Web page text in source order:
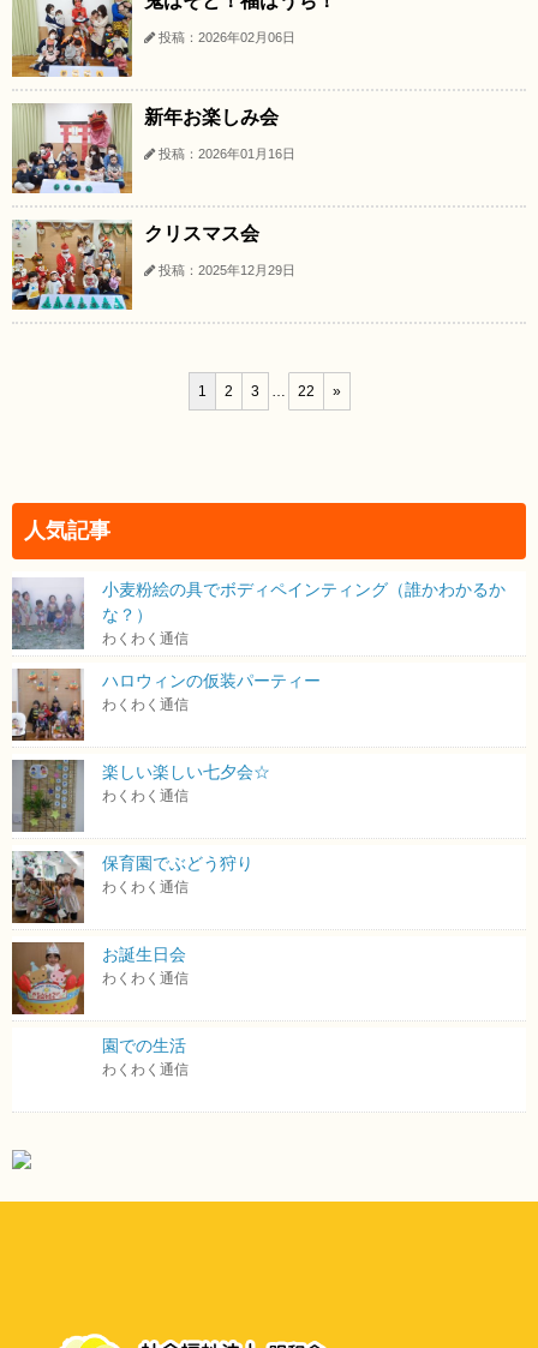
投稿：2026年02月06日
新年お楽しみ会
投稿：2026年01月16日
クリスマス会
投稿：2025年12月29日
1 2 3 … 22 »
人気記事
小麦粉絵の具でボディペインティング（誰かわかるか
な？）
わくわく通信
ハロウィンの仮装パーティー
わくわく通信
楽しい楽しい七夕会☆
わくわく通信
保育園でぶどう狩り
わくわく通信
お誕生日会
わくわく通信
園での生活
わくわく通信